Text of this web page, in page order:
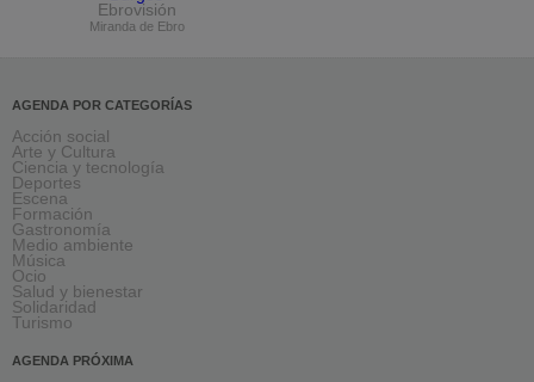
Ebrovisión
Miranda de Ebro
AGENDA POR CATEGORÍAS
Acción social
Arte y Cultura
Ciencia y tecnología
Deportes
Escena
Formación
Gastronomía
Medio ambiente
Música
Ocio
Salud y bienestar
Solidaridad
Turismo
AGENDA PRÓXIMA